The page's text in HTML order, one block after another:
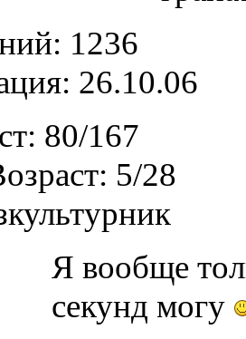
1236
26.10.06
80/167
5/28
Я вообще
секунд могу